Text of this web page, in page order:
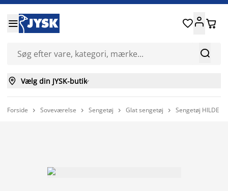


 
 Vælg din JYSK-butik
Forside  Soveværelse  Sengetøj  Glat sengetøj  Sengetøj HILDE